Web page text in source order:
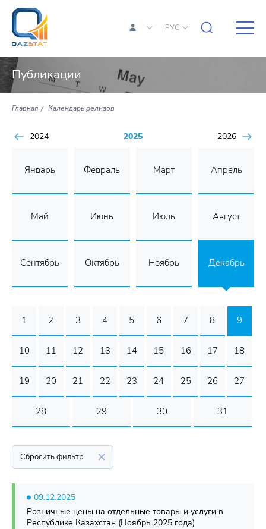
РУС
Публикации
Главная Календарь релизов
2024 2025 2026
Январь Февраль Март Апрель
Май Июнь Июль Август
Сентябрь Октябрь Ноябрь Декабрь
1 2 3 4 5 6 7 8 9
10 11 12 13 14 15 16 17 18
19 20 21 22 23 24 25 26 27
28 29 30 31
Сбросить фильтр
09.12.2025
Розничные цены на отдельные товары и услуги в
Республике Казахстан (Ноябрь 2025 года)